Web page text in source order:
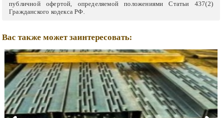
публичной офертой, определяемой положениями Статьи 437(2)
Гражданского кодекса РФ.
Вас также может заинтересовать: